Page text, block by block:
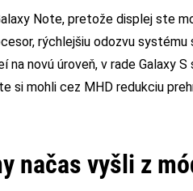
Note, pretože displej ste
rýchlejšiu odozvu systému
novú úroveň, v rade Galaxy
si mohli cez MHD redukciu
načas vyšli z